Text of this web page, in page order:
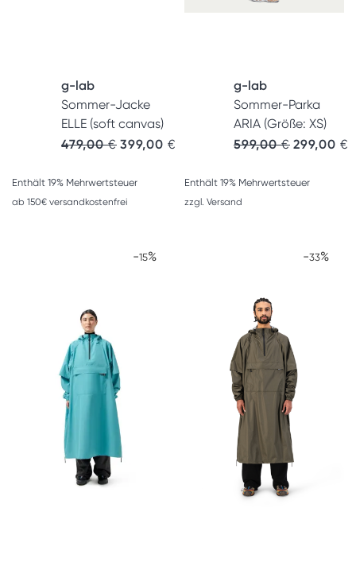
g-lab
Sommer-Jacke
ELLE (soft canvas)
479,00€ 399,00 €
Enthält 19% Mehrwertsteuer
ab 150€ versandkostenfrei
g-lab
Sommer-Parka
ARIA (Größe: XS)
599,00€ 299,00 €
Enthält 19% Mehrwertsteuer
zzgl. Versand
-15% -33%